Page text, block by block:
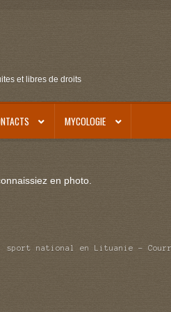
et libres de droits
MYCOLOGIE
en photo.
sport national en Lituanie –